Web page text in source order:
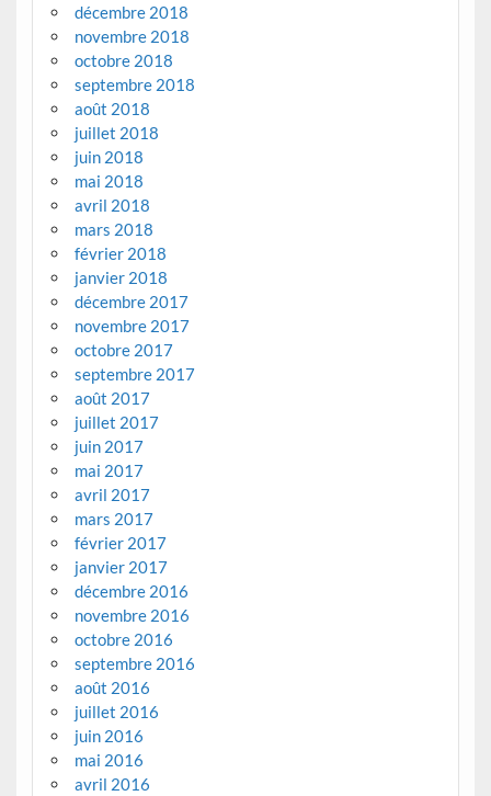
décembre 2018
novembre 2018
octobre 2018
septembre 2018
août 2018
juillet 2018
juin 2018
mai 2018
avril 2018
mars 2018
février 2018
janvier 2018
décembre 2017
novembre 2017
octobre 2017
septembre 2017
août 2017
juillet 2017
juin 2017
mai 2017
avril 2017
mars 2017
février 2017
janvier 2017
décembre 2016
novembre 2016
octobre 2016
septembre 2016
août 2016
juillet 2016
juin 2016
mai 2016
avril 2016